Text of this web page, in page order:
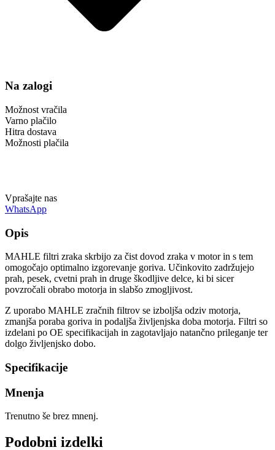
Na zalogi
Možnost vračila
Varno plačilo
Hitra dostava
Možnosti plačila
Vprašajte nas
WhatsApp
Opis
MAHLE filtri zraka skrbijo za čist dovod zraka v motor in s tem
omogočajo optimalno izgorevanje goriva. Učinkovito zadržujejo
prah, pesek, cvetni prah in druge škodljive delce, ki bi sicer
povzročali obrabo motorja in slabšo zmogljivost.
Z uporabo MAHLE zračnih filtrov se izboljša odziv motorja,
zmanjša poraba goriva in podaljša življenjska doba motorja. Filtri so
izdelani po OE specifikacijah in zagotavljajo natančno prileganje ter
dolgo življenjsko dobo.
Specifikacije
Mnenja
Trenutno še brez mnenj.
Podobni izdelki